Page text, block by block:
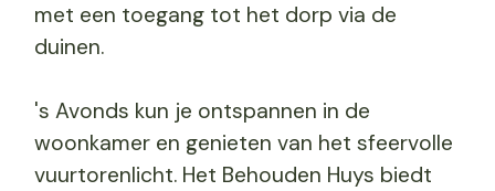
met een toegang tot het dorp via de
duinen.
's Avonds kun je ontspannen in de
woonkamer en genieten van het sfeervolle
vuurtorenlicht. Het Behouden Huys biedt